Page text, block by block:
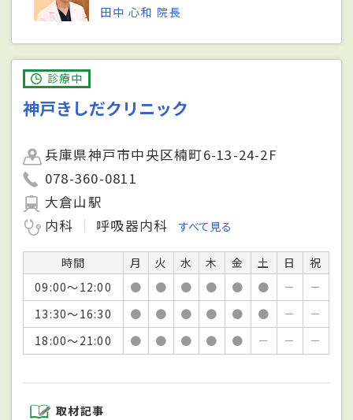
田中 心和 院長
診療中
神戸きしだクリニック
兵庫県神戸市中央区楠町6-13-24-2F
078-360-0811
大倉山駅
内科
呼吸器内科 すべて見る
時間 月 火 水 木 金 土 日
祝
09:00～12:00
● ● ● ● ● ● －
－
13:30～16:30
● ● ● ● ● ● －
－
18:00～21:00
● ● ● ● ● － － －
取材記事